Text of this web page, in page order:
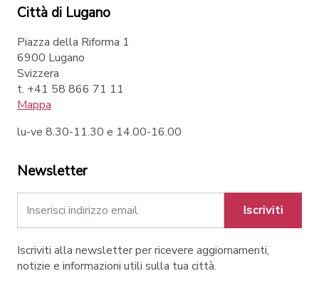
Città di Lugano
Piazza della Riforma 1
6900 Lugano
Svizzera
t. +41 58 866 71 11
Mappa
lu-ve 8.30-11.30 e 14.00-16.00
Newsletter
Iscriviti
Iscriviti alla newsletter per ricevere aggiornamenti,
notizie e informazioni utili sulla tua città.